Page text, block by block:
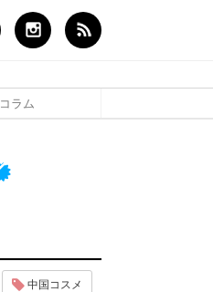
コラム
中国コスメ